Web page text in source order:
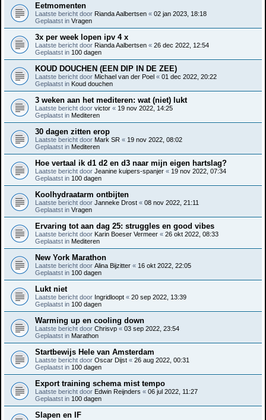
Eetmomenten
Laatste bericht door Rianda Aalbertsen « 02 jan 2023, 18:18
Geplaatst in Vragen
3x per week lopen ipv 4 x
Laatste bericht door Rianda Aalbertsen « 26 dec 2022, 12:54
Geplaatst in 100 dagen
KOUD DOUCHEN (EEN DIP IN DE ZEE)
Laatste bericht door Michael van der Poel « 01 dec 2022, 20:22
Geplaatst in Koud douchen
3 weken aan het mediteren: wat (niet) lukt
Laatste bericht door victor « 19 nov 2022, 14:25
Geplaatst in Mediteren
30 dagen zitten erop
Laatste bericht door Mark SR « 19 nov 2022, 08:02
Geplaatst in Mediteren
Hoe vertaal ik d1 d2 en d3 naar mijn eigen hartslag?
Laatste bericht door Jeanine kuipers-spanjer « 19 nov 2022, 07:34
Geplaatst in 100 dagen
Koolhydraatarm ontbijten
Laatste bericht door Janneke Drost « 08 nov 2022, 21:11
Geplaatst in Vragen
Ervaring tot aan dag 25: struggles en good vibes
Laatste bericht door Karin Boeser Vermeer « 26 okt 2022, 08:33
Geplaatst in Mediteren
New York Marathon
Laatste bericht door Alina Bijzitter « 16 okt 2022, 22:05
Geplaatst in 100 dagen
Lukt niet
Laatste bericht door Ingridloopt « 20 sep 2022, 13:39
Geplaatst in 100 dagen
Warming up en cooling down
Laatste bericht door Chrisvp « 03 sep 2022, 23:54
Geplaatst in Marathon
Startbewijs Hele van Amsterdam
Laatste bericht door Oscar Dijst « 26 aug 2022, 00:31
Geplaatst in 100 dagen
Export training schema mist tempo
Laatste bericht door Edwin Reijnders « 06 jul 2022, 11:27
Geplaatst in 100 dagen
Slapen en IF